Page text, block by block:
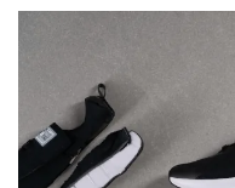
laboratorio
Altura de la
suela en la
zona del talón